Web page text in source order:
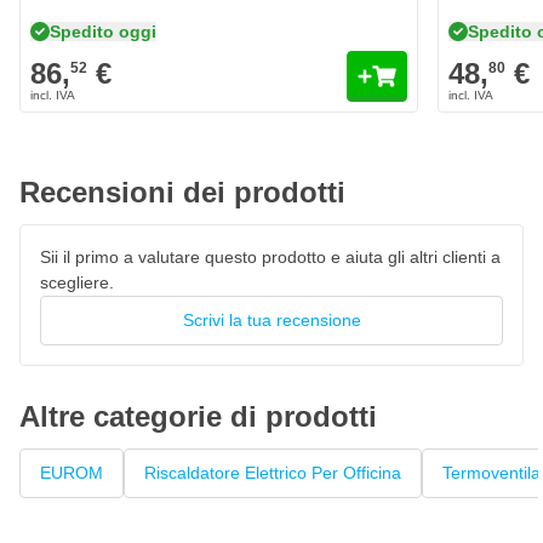
Spedito oggi
86,52 €
Spedito
48,80 €
Recensioni dei prodotti
Sii il primo a valutare questo prodotto e aiuta gli altri clienti a
scegliere.
Scrivi la tua recensione
Altre categorie di prodotti
EUROM Riscaldatore Elettrico Per Officina